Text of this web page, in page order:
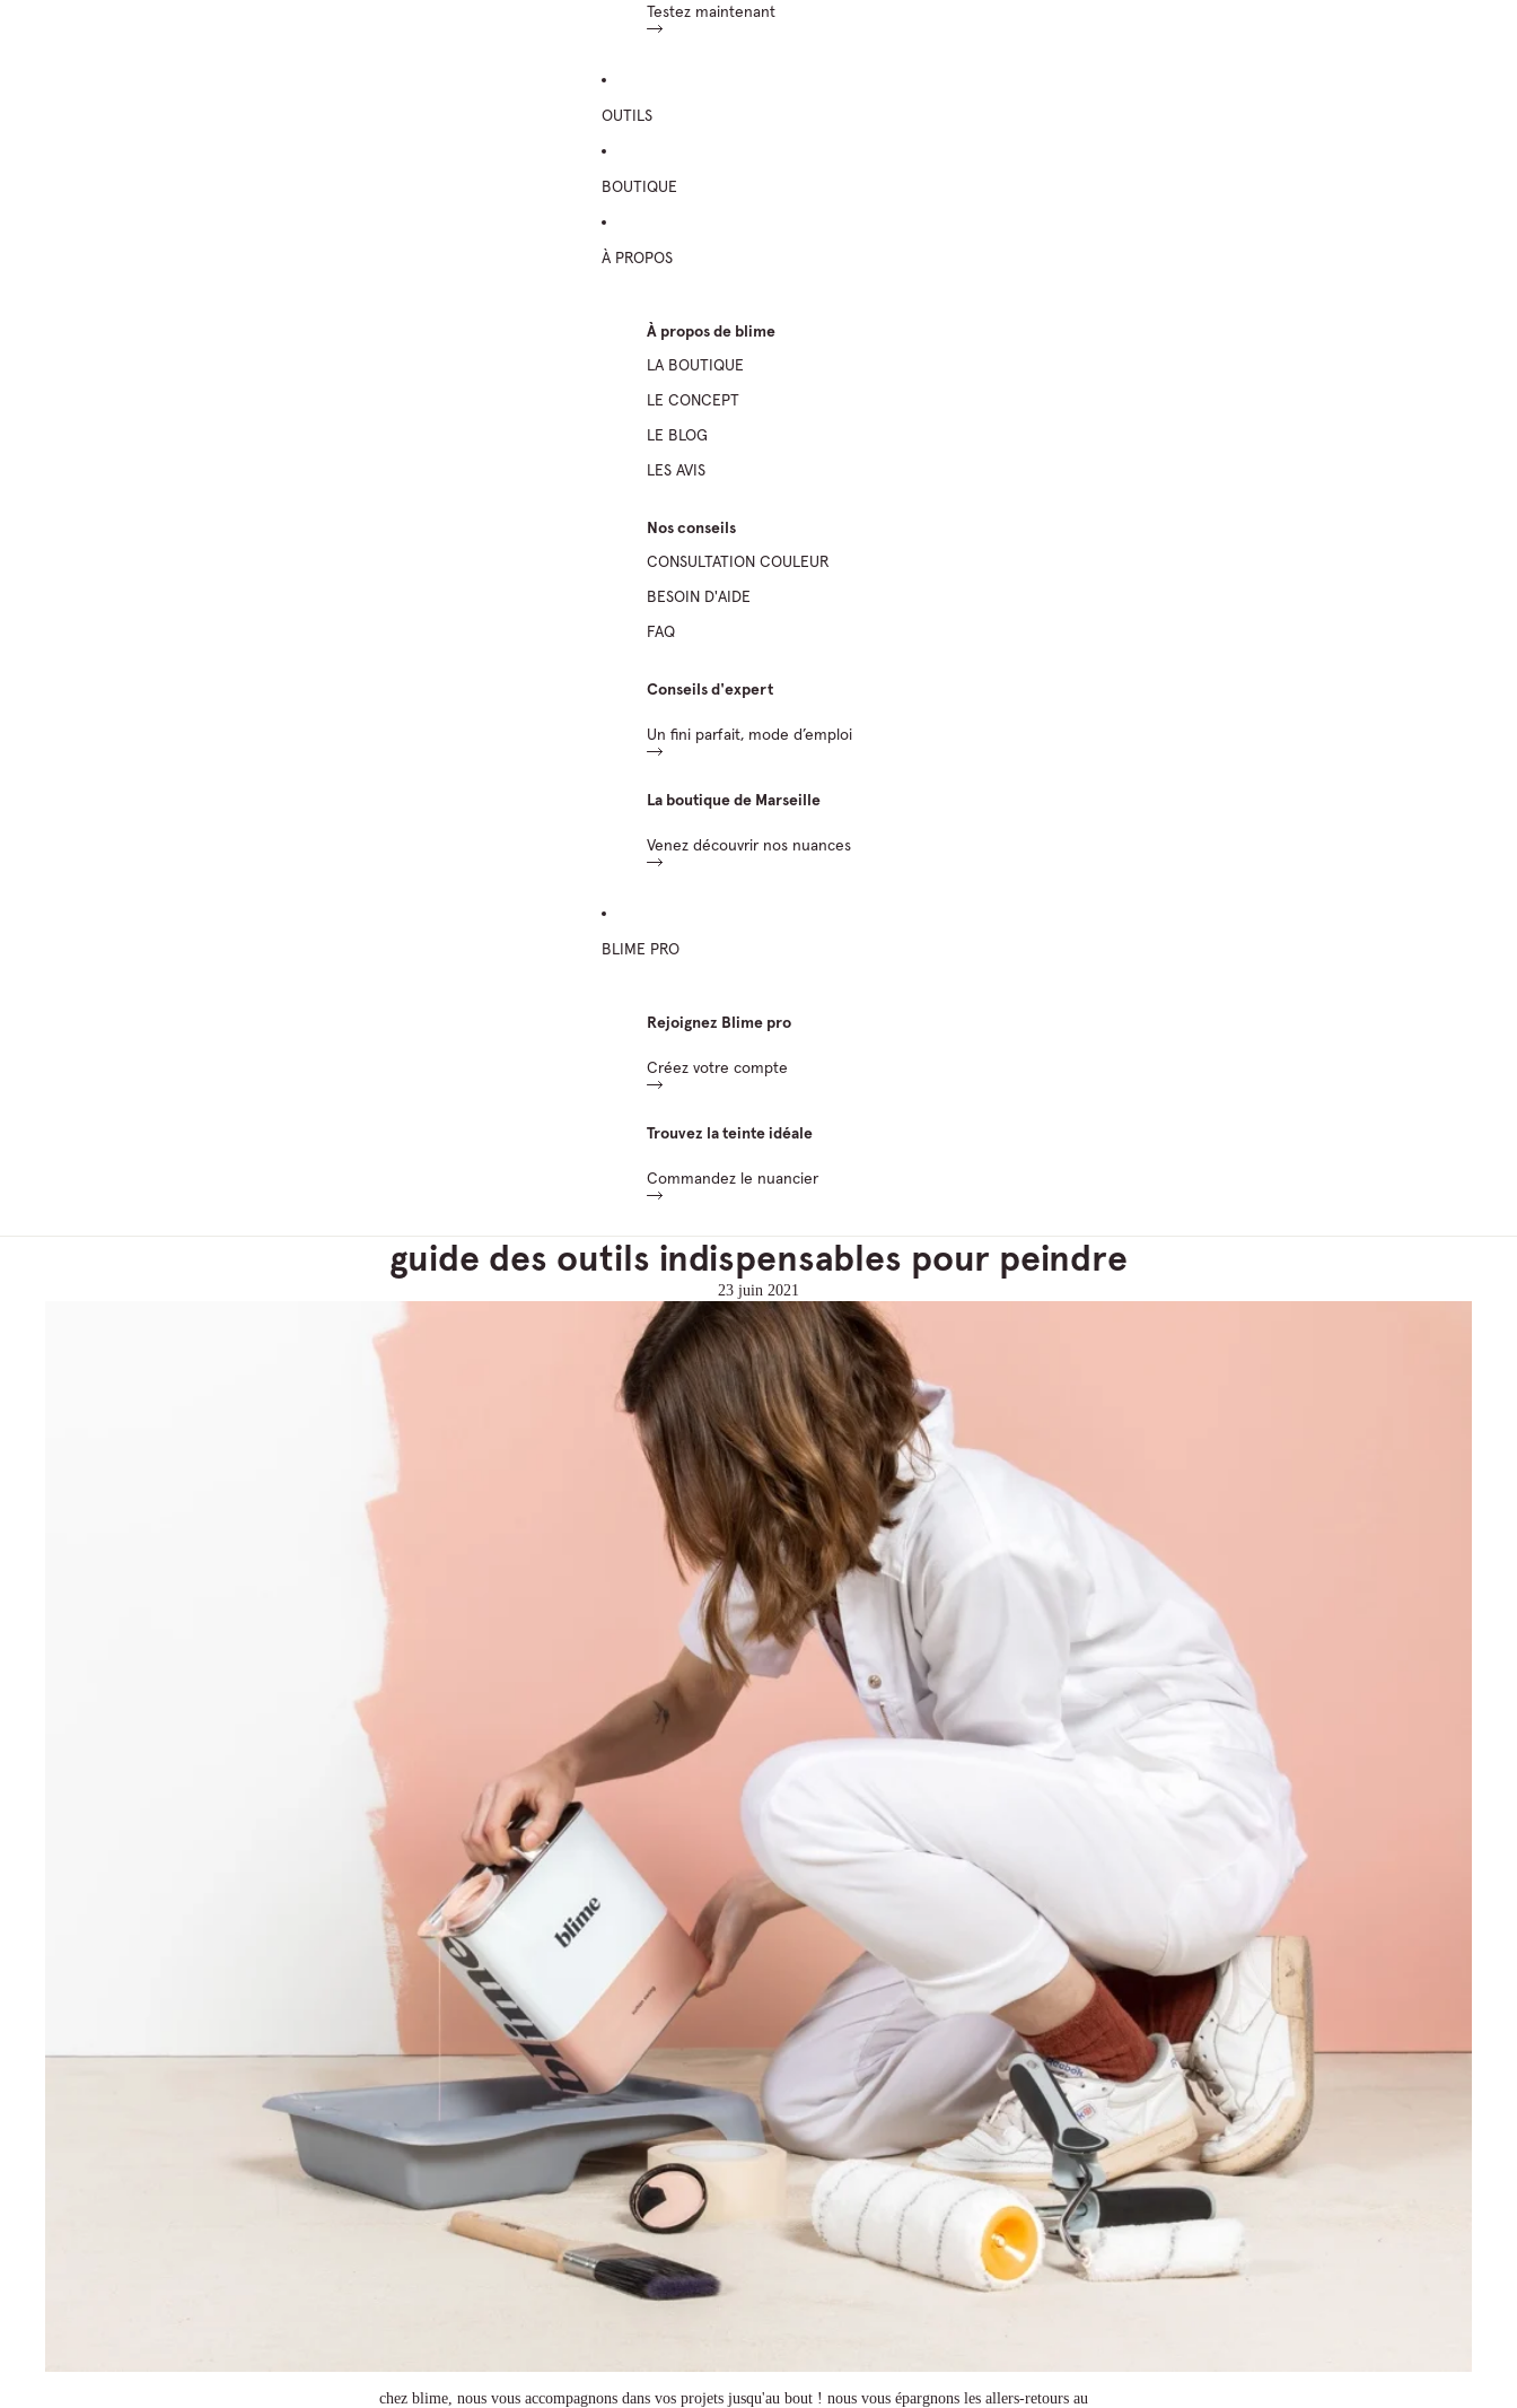
Testez maintenant
OUTILS
BOUTIQUE
À PROPOS
À propos de blime
LA BOUTIQUE
LE CONCEPT
LE BLOG
LES AVIS
Nos conseils
CONSULTATION COULEUR
BESOIN D'AIDE
FAQ
Conseils d'expert
Un fini parfait, mode d’emploi
La boutique de Marseille
Venez découvrir nos nuances
BLIME PRO
Rejoignez Blime pro
Créez votre compte
Trouvez la teinte idéale
Commandez le nuancier
guide des outils indispensables pour peindre
23 juin 2021
chez blime, nous vous accompagnons dans vos projets jusqu'au bout ! nous vous épargnons les allers-retours au